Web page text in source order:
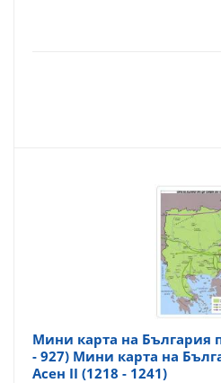
Мини карта на България
- 927) Мини карта на
Асен II (1218 - 1241)